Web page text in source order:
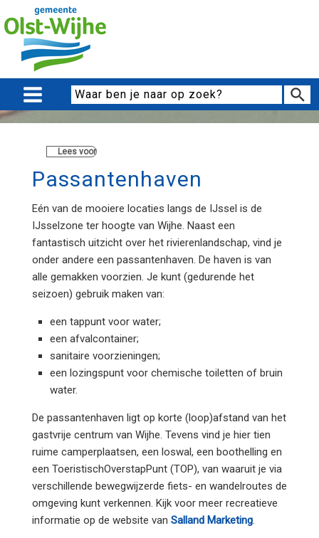
Lees voor
Passantenhaven
Eén van de mooiere locaties langs de IJssel is de
IJsselzone ter hoogte van Wijhe. Naast een
fantastisch uitzicht over het rivierenlandschap, vind je
onder andere een passantenhaven. De haven is van
alle gemakken voorzien. Je kunt (gedurende het
seizoen) gebruik maken van:
een tappunt voor water;
een afvalcontainer;
sanitaire voorzieningen;
een lozingspunt voor chemische toiletten of bruin
water.
De passantenhaven ligt op korte (loop)afstand van het
gastvrije centrum van Wijhe. Tevens vind je hier tien
ruime camperplaatsen, een loswal, een boothelling en
een ToeristischOverstapPunt (TOP), van waaruit je via
verschillende bewegwijzerde fiets- en wandelroutes de
omgeving kunt verkennen. Kijk voor meer recreatieve
informatie op de website van Salland Marketing.